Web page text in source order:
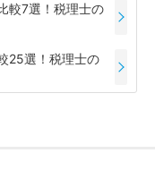
較7選！税理士の
25選！税理士の